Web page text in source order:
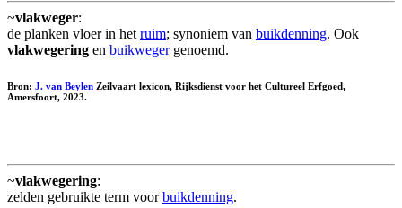
~vlakweger:
de planken vloer in hetruim; synoniem van buikdenning. Ook
vlakwegering en buikwegergenoemd.
Bron: J. van Beylen Zeilvaart lexicon, Rijksdienst voor het Cultureel Erfgoed,
Amersfoort, 2023.
~vlakwegering:
zelden gebruikte term voorbuikdenning.